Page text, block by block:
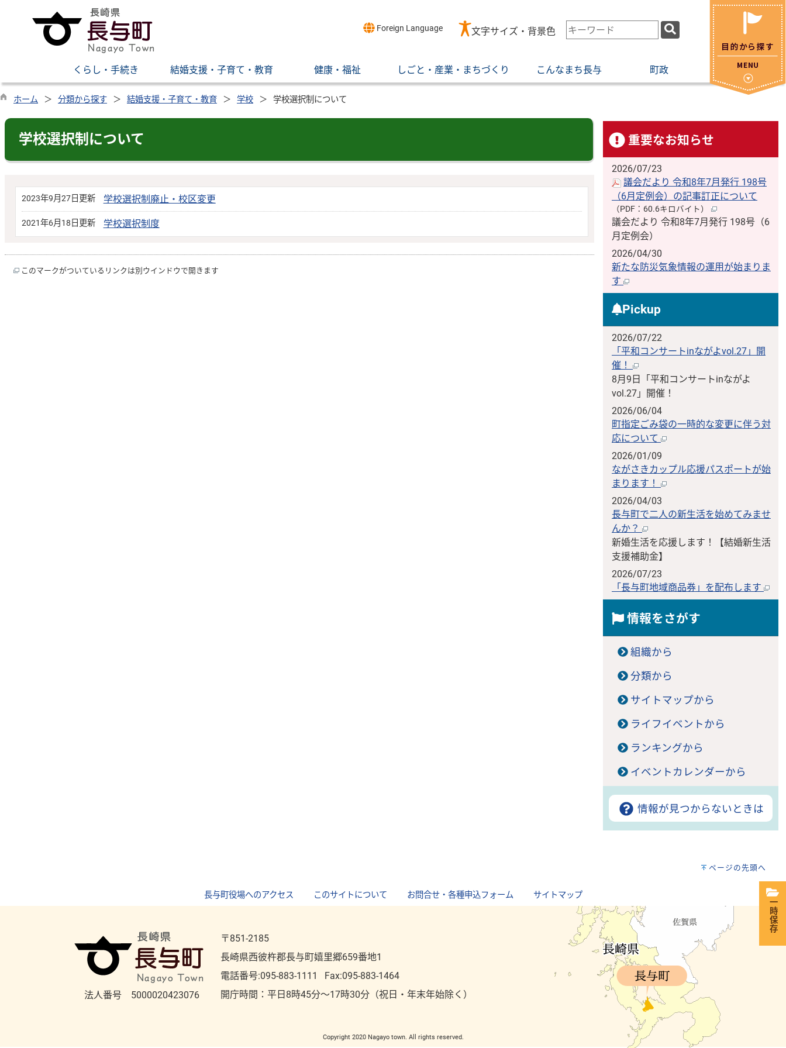
Foreign Language 文字サイズ・背景色
検
索
ー
ワ
くらし・手続き 結婚支援・子育て・教育 健康・福祉 しごと・産業・まちづくり こんなまち長与 町政
ホーム 分類から探す 結婚支援・子育て・教育 学校 学校選択制について
学校選択制について
2023年9月27日更新 学校選択制廃止・校区変更
2021年6月18日更新 学校選択制度
このマークがついているリンクは別ウインドウで開きます
重要なお知らせ
2026/07/23
議会だより 令和8年7月発行 198号
（6月定例会）の記事訂正について
（PDF：60.6キロバイト）
議会だより 令和8年7月発行 198号（6
月定例会）
2026/04/30
新たな防災気象情報の運用が始まりま
す
Pickup
2026/07/22
「平和コンサートinながよvol.27」開
催！
8月9日「平和コンサートinながよ
vol.27」開催！
2026/06/04
町指定ごみ袋の一時的な変更に伴う対
応について
2026/01/09
ながさきカップル応援パスポートが始
まります！
2026/04/03
長与町で二人の新生活を始めてみませ
んか？
新婚生活を応援します！【結婚新生活
支援補助金】
2026/07/23
「長与町地域商品券」を配布します
情報をさがす
組織から
分類から
サイトマップから
ライフイベントから
ランキングから
イベントカレンダーから
情報が見つからないときは
ページの先頭へ
長与町役場へのアクセス このサイトについて お問合せ・各種申込フォーム サイトマップ
法人番号 5000020423076
〒851-2185
長崎県西彼杵郡長与町嬉里郷659番地1
電話番号:095-883-1111
Fax:095-883-1464
開庁時間：平⽇8時45分～17時30分（祝⽇・年末年始除く）
Copyright 2020 Nagayo town. All rights reserved.
一時保存